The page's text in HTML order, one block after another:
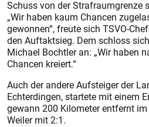
Schuss von der Strafraumgrenze
„Wir haben kaum Chancen
gewonnen“, freute sich TSVO-
den Auftaktsieg. Dem schloss
Michael Bochtler an: „Wir haben
Chancen kreiert.“
Auch der andere Aufsteiger der
Echterdingen, startete mit einem
gewann 200 Kilometer entfernt
Weiler mit 2:1.